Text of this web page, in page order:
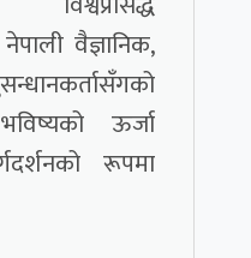
नेपाली वैज्ञानिक,
ऊर्जा
रूपमा